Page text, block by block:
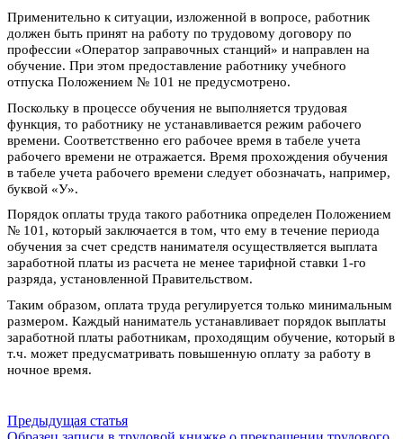
Применительно к ситуации, изложенной в вопросе, работник
должен быть принят на работу по трудовому договору по
профессии «Оператор заправочных станций» и направлен на
обучение. При этом предоставление работнику учебного
отпуска Положением № 101 не предусмотрено.
Поскольку в процессе обучения не выполняется трудовая
функция, то работнику не устанавливается режим рабочего
времени. Соответственно его рабочее время в табеле учета
рабочего времени не отражается. Время прохождения обучения
в табеле учета рабочего времени следует обозначать, например,
буквой «У».
Порядок оплаты труда такого работника определен Положением
№ 101, который заключается в том, что ему в течение периода
обучения за счет средств нанимателя осуществляется выплата
заработной платы из расчета не менее тарифной ставки 1-го
разряда, установленной Правительством.
Таким образом, оплата труда регулируется только минимальным
размером. Каждый наниматель устанавливает порядок выплаты
заработной платы работникам, проходящим обучение, который в
т.ч. может предусматривать повышенную оплату за работу в
ночное время.
Предыдущая статья